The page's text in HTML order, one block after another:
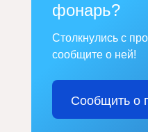
фонарь?
Столкнулись с
сообщите о ней!
Сообщить о